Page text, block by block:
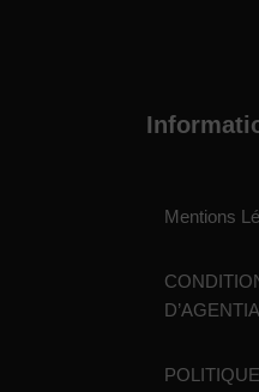
Mentions